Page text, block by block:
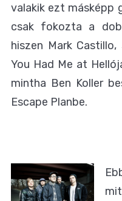
valakik ezt másképp
csak fokozta a
hiszen Mark
You Had Me at
mintha Ben Koller
Escape Planbe.